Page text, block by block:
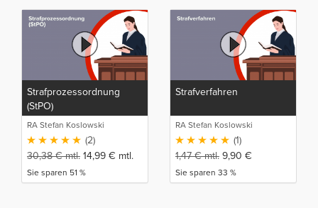
Strafprozessordnung
(StPO)
RA Stefan Koslowski
(2)
30,38€mtl. 14,99 € mtl.
Sie sparen 51 %
Strafverfahren
RA Stefan Koslowski
(1)
1,47€mtl. 9,90 €
Sie sparen 33 %